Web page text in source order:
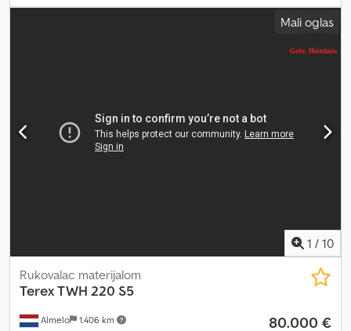
kabina Klima uređaj Centralni sistem za podmazivanje 4 x stope
Snaga motora: 127 kW dozvoljena ukupna masa: 24000 kg Dkodsyc
Mali oglas
1 / 10
Almelo 1.406 km
Rukovalac materijalom
TerexTWH 220 S5
80.000 €